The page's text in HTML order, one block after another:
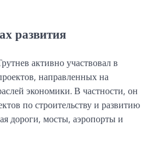
развития
активно участвовал в
направленных на
экономики. В частности, он
по строительству и развитию
дороги, мосты, аэропорты и